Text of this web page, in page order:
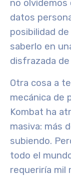
no
datos
posibilidad
saberlo en
disfrazada de
Otra cosa a
mecánica de
Kombat ha
masiva: más
subiendo.
todo el
requeriría mil